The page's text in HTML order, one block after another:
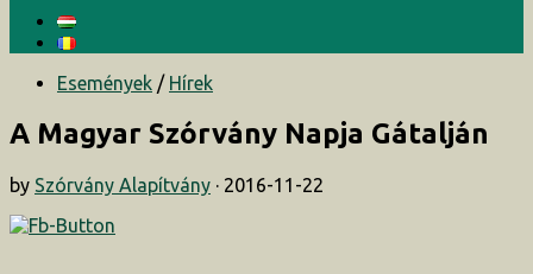
Események / Hírek
A Magyar Szórvány Napja Gátalján
by Szórvány Alapítvány · 2016-11-22